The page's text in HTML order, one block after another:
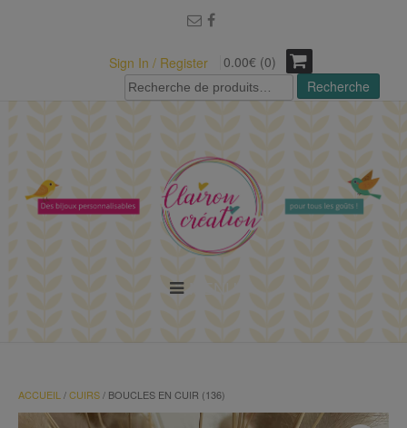
Sign In / Register
0.00€ (0)
Recherche
pour :
Recherche
ACCUEIL /CUIRS/ BOUCLES EN CUIR (136)